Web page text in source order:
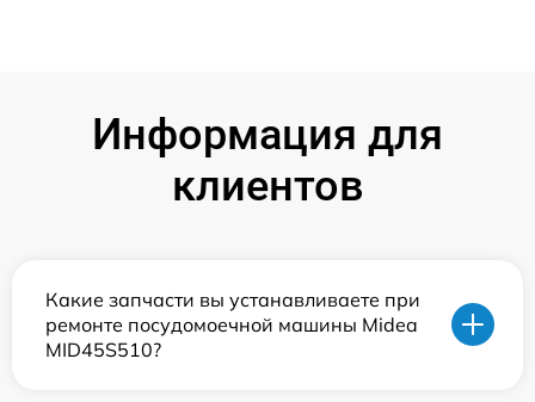
Информация для
клиентов
Какие запчасти вы устанавливаете при
ремонте посудомоечной машины Midea
MID45S510?